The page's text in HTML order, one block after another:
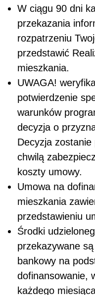
W ciągu 90 dni
przekazania
rozpatrzeniu
przedstawić
mieszkania.
UWAGA!
potwierdzenie
warunków
decyzja o
Decyzja
chwilą
koszty umowy.
Umowa na
mieszkania
przedstawieniu
Środki
przekazywane
bankowy na
dofinansowanie,
każdego